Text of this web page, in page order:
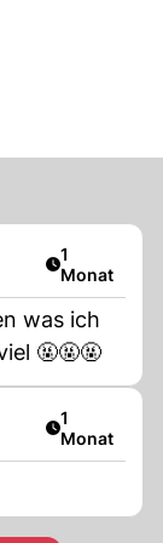
Artikel
1
Monat
was ich
🤬🤬🤬
Artikel
1
Monat